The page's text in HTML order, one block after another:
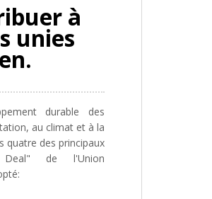
à
unies
durable des
au climat et à la
quatre des principaux
de l'Union